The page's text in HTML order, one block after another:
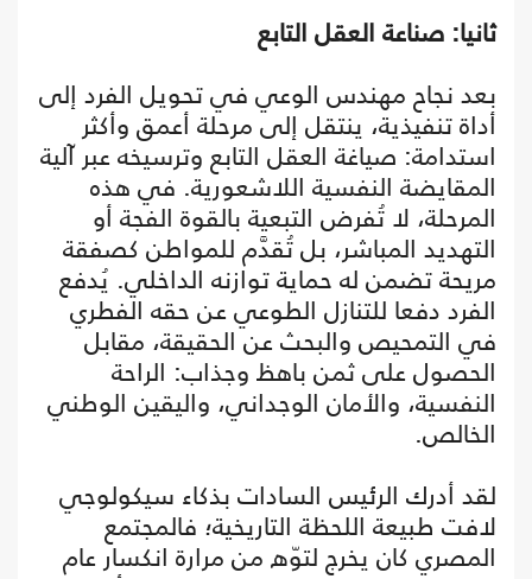
ثانيا: صناعة العقل التابع
بعد نجاح مهندس الوعي في تحويل الفرد إلى
أداة تنفيذية، ينتقل إلى مرحلة أعمق وأكثر
استدامة: صياغة العقل التابع وترسيخه عبر آلية
المقايضة النفسية اللاشعورية. في هذه
المرحلة، لا تُفرض التبعية بالقوة الفجة أو
التهديد المباشر، بل تُقدَّم للمواطن كصفقة
مريحة تضمن له حماية توازنه الداخلي. يُدفع
الفرد دفعا للتنازل الطوعي عن حقه الفطري
في التمحيص والبحث عن الحقيقة، مقابل
الحصول على ثمن باهظ وجذاب: الراحة
النفسية، والأمان الوجداني، واليقين الوطني
الخالص.
لقد أدرك الرئيس السادات بذكاء سيكولوجي
لافت طبيعة اللحظة التاريخية؛ فالمجتمع
المصري كان يخرج لتوّه من مرارة انكسار عام